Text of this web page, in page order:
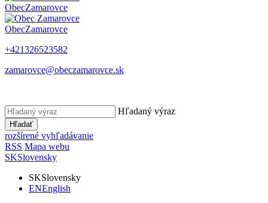
ObecZamarovce
ObecZamarovce
+421326523582
zamarovce@obeczamarovce.sk
Hľadaný výraz
Hľadať
rozšírené vyhľadávanie
RSS Mapa webu
SKSlovensky
SKSlovensky
ENEnglish